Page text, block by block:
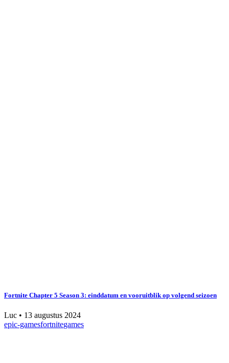
Fortnite Chapter 5 Season 3: einddatum en vooruitblik op volgend seizoen
Luc • 13 augustus 2024
epic-gamesfortnitegames